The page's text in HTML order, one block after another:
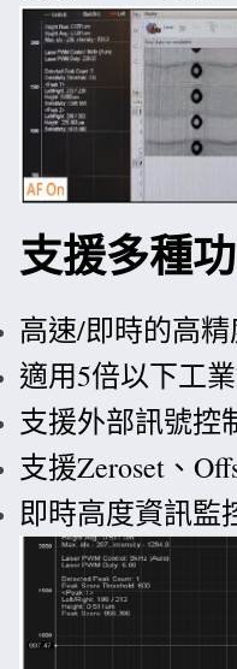
支援多種
高速/即時的高
適用5倍以下工
支援外部訊號控
支援Zeroset、
即時高度資訊監